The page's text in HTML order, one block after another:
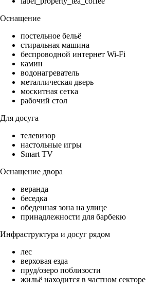
Оснащение
постельное бельё
стиральная машина
беспроводной интернет Wi-Fi
камин
водонагреватель
металлическая дверь
москитная сетка
рабочий стол
Для досуга
телевизор
настольные игры
Smart TV
Оснащение двора
веранда
беседка
обеденная зона на улице
принадлежности для барбекю
Инфраструктура и досуг рядом
лес
верховая езда
пруд/озеро поблизости
жильё находится в частном секторе